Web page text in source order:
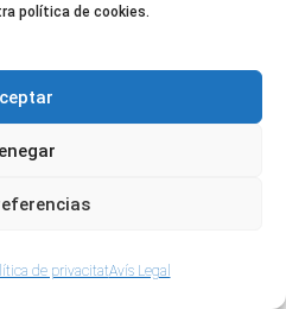
política de cookies.
de privacitatAvís Legal
que atorga
se a
de
la
de la
de privacitat